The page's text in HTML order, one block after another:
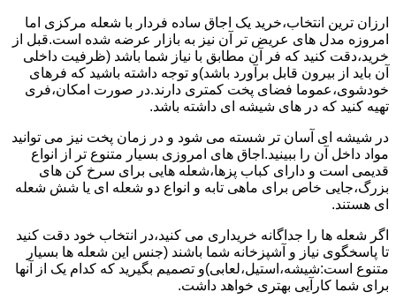
ارزان ترین انتخاب،خرید یک اجاق ساده فردار با شعله مرکزی اما
امروزه مدل های عریض تر آن نیز به بازار عرضه شده است.قبل از
خرید،دقت کنید که فر آن مطابق با نیاز شما باشد (ظرفیت داخلی
آن باید از بیرون قابل برآورد باشد)و توجه داشته باشید که فرهای
خودشوی،عموما فضای پخت کمتری دارند.در صورت امکان،فری
تهیه کنید که در های شیشه ای داشته باشد.
در شیشه ای آسان تر شسته می شود و در زمان پخت نیز می توانید
مواد داخل آن را ببینید.اجاق های امروزی بسیار متنوع تر از انواع
قدیمی است و دارای کباب پزها،شعله هایی برای سرخ کن های
بزرگ،جایی خاص برای ماهی تابه و انواع دو شعله ای یا شش شعله
ای هستند.
اگر شعله ها را جداگانه خریداری می کنید،در انتخاب خود دقت کنید
تا پاسخگوی نیاز و آشپزخانه شما باشند (جنس این شعله ها بسیار
متنوع است:شیشه،استیل،لعابی)و تصمیم بگیرید که کدام یک از آنها
برای شما کارآیی بهتری خواهد داشت.